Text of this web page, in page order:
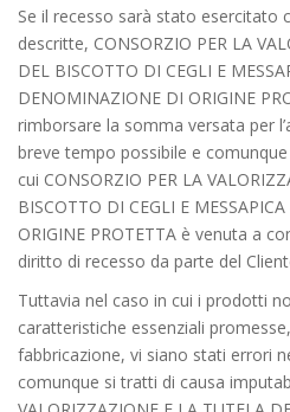
Se il recesso sarà stato
descritte, CONSORZIO PER LA
DEL BISCOTTO DI CEGLI E
DENOMINAZIONE DI ORIGINE
rimborsare la somma versata per
breve tempo possibile e
cui CONSORZIO PER LA
BISCOTTO DI CEGLI E
ORIGINE PROTETTA è venuta a
diritto di recesso da parte del
Tuttavia nel caso in cui i prodotti
caratteristiche essenziali
fabbricazione, vi siano stati errori
comunque si tratti di causa